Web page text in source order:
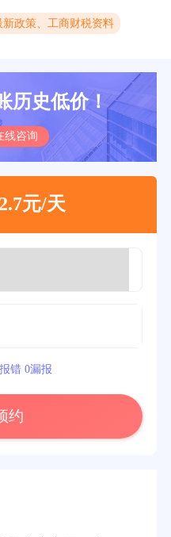
政策、工商财税资料
历史低价！
线咨询
元/天
错 0漏报
约